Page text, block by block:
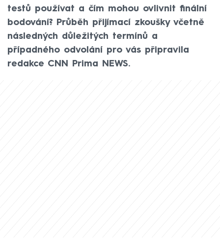
testů používat a čím mohou ovlivnit finální
bodování? Průběh přijímací zkoušky včetně
následných důležitých termínů a
případného odvolání pro vás připravila
redakce CNN Prima NEWS.